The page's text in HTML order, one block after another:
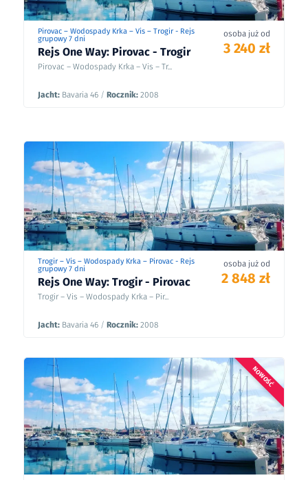
Pirovac – Wodospady Krka – Vis – Trogir - Rejs
grupowy 7 dni
Rejs One Way: Pirovac - Trogir
Pirovac – Wodospady Krka – Vis – Tr...
Jacht: Bavaria 46 / Rocznik: 2008
osoba już od
3 240 zł
Trogir – Vis – Wodospady Krka – Pirovac - Rejs
grupowy 7 dni
Rejs One Way: Trogir - Pirovac
Trogir – Vis – Wodospady Krka – Pir...
Jacht: Bavaria 46 / Rocznik: 2008
osoba już od
2 848 zł
NOWOŚĆ